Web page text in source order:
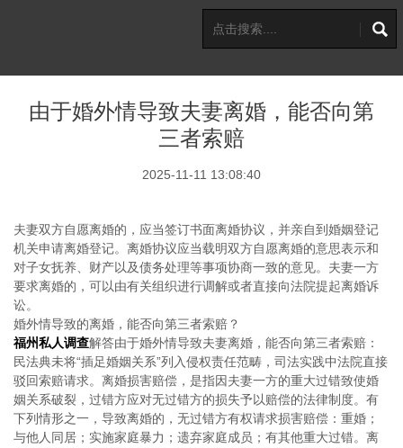
由于婚外情导致夫妻离婚，能否向第
三者索赔
2025-11-11 13:08:40
夫妻双方自愿离婚的，应当签订书面离婚协议，并亲自到婚姻登记
机关申请离婚登记。离婚协议应当载明双方自愿离婚的意思表示和
对子女抚养、财产以及债务处理等事项协商一致的意见。夫妻一方
要求离婚的，可以由有关组织进行调解或者直接向法院提起离婚诉
讼。
婚外情导致的离婚，能否向第三者索赔？
福州私人调查解答由于婚外情导致夫妻离婚，能否向第三者索赔：
民法典未将“插足婚姻关系”列入侵权责任范畴，司法实践中法院直接
驳回索赔请求。离婚损害赔偿，是指因夫妻一方的重大过错致使婚
姻关系破裂，过错方应对无过错方的损失予以赔偿的法律制度。有
下列情形之一，导致离婚的，无过错方有权请求损害赔偿：重婚；
与他人同居；实施家庭暴力；遗弃家庭成员；有其他重大过错。离